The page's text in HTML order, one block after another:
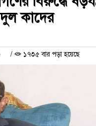
কাদের
/ ১৭৩৫ বার পড়া হয়েছে